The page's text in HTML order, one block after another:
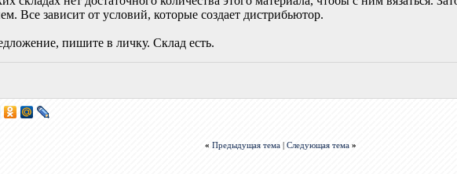
Все зависит от условий, которые создает дистрибьютор.
пишите в личку. Склад есть.
« Предыдущая тема |Следующая тема »